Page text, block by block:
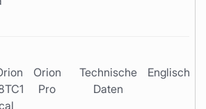
Orion
Pro
Technische
Daten
Englisch